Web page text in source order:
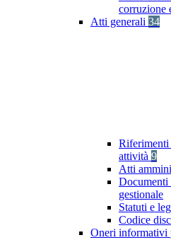
corruzione
Atti generali 34
Riferimenti
attività 9
Atti
Documenti
gestionale
Statuti e
Codice
Oneri informativi